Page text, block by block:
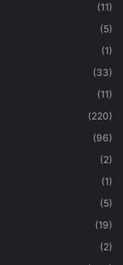
(11)
(5)
(1)
(33)
(11)
(220)
(96)
(2)
(1)
(5)
(19)
(2)